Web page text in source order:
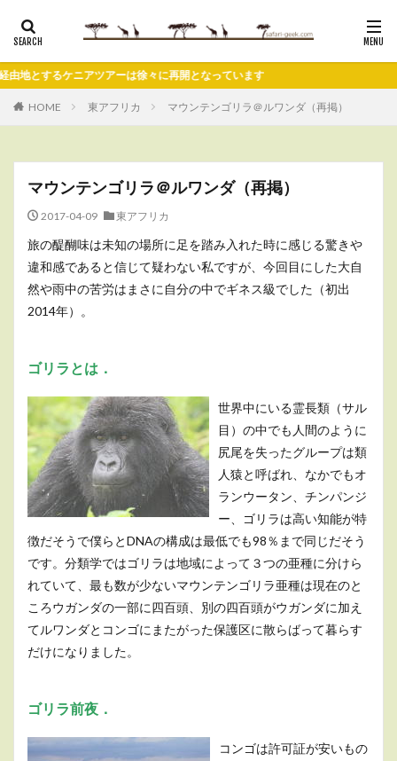
アツアーは徐々に再開となっています
HOME 東アフリカ マウンテンゴリラ＠ルワンダ（再掲）
マウンテンゴリラ＠ルワンダ（再掲）
2017-04-09 東アフリカ
旅の醍醐味は未知の場所に足を踏み入れた時に感じる驚きや
違和感であると信じて疑わない私ですが、今回目にした大自
然や雨中の苦労はまさに自分の中でギネス級でした（初出
2014年）。
ゴリラとは．
世界中にいる霊長類（サル
目）の中でも人間のように
尻尾を失ったグループは類
人猿と呼ばれ、なかでもオ
ランウータン、チンパンジ
ー、ゴリラは高い知能が特
徴だそうで僕らとDNAの構成は最低でも98％まで同じだそう
です。分類学ではゴリラは地域によって３つの亜種に分けら
れていて、最も数が少ないマウンテンゴリラ亜種は現在のと
ころウガンダの一部に四百頭、別の四百頭がウガンダに加え
てルワンダとコンゴにまたがった保護区に散らばって暮らす
だけになりました。
ゴリラ前夜．
コンゴは許可証が安いもの